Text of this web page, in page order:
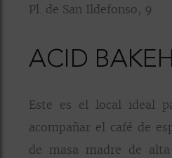
Pl. de San Ildefonso, 9
ACID
Este es el local ideal
acompañar el café de
de masa madre de